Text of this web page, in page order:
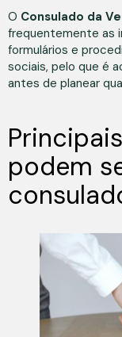
O Consulado da
frequentemente as
formulários e
sociais, pelo que é
antes de planear
podem